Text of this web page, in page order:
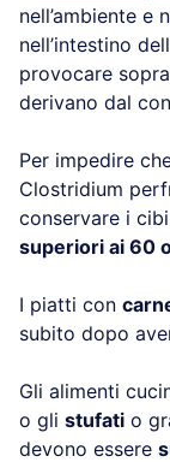
nell’ambiente e
nell’intestino
provocare
derivano dal
Per impedire
Clostridium
conservare i
superiori ai 60
I piatti con
subito dopo
Gli alimenti
o gli stufati o
devono essere